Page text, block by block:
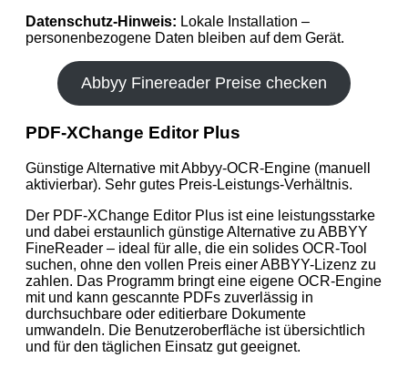
Datenschutz-Hinweis: Lokale Installation –
personenbezogene Daten bleiben auf dem Gerät.
Abbyy Finereader Preise checken
PDF‑XChange Editor Plus
Günstige Alternative mit Abbyy‑OCR‑Engine (manuell
aktivierbar). Sehr gutes Preis‑Leistungs‑Verhältnis.
Der PDF‑XChange Editor Plus ist eine leistungsstarke
und dabei erstaunlich günstige Alternative zu ABBYY
FineReader – ideal für alle, die ein solides OCR-Tool
suchen, ohne den vollen Preis einer ABBYY-Lizenz zu
zahlen. Das Programm bringt eine eigene OCR-Engine
mit und kann gescannte PDFs zuverlässig in
durchsuchbare oder editierbare Dokumente
umwandeln. Die Benutzeroberfläche ist übersichtlich
und für den täglichen Einsatz gut geeignet.